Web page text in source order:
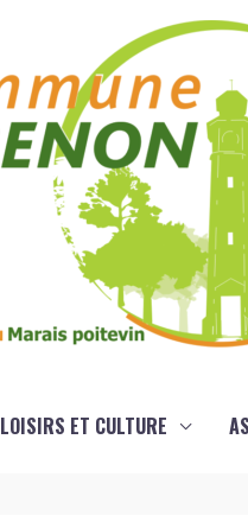
LOISIRS ET CULTURE